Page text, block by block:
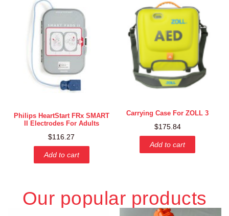
Philips HeartStart FRx SMART
II Electrodes For Adults
$116.27
Add to cart
Carrying Case For ZOLL 3
$175.84
Add to cart
Our popular products